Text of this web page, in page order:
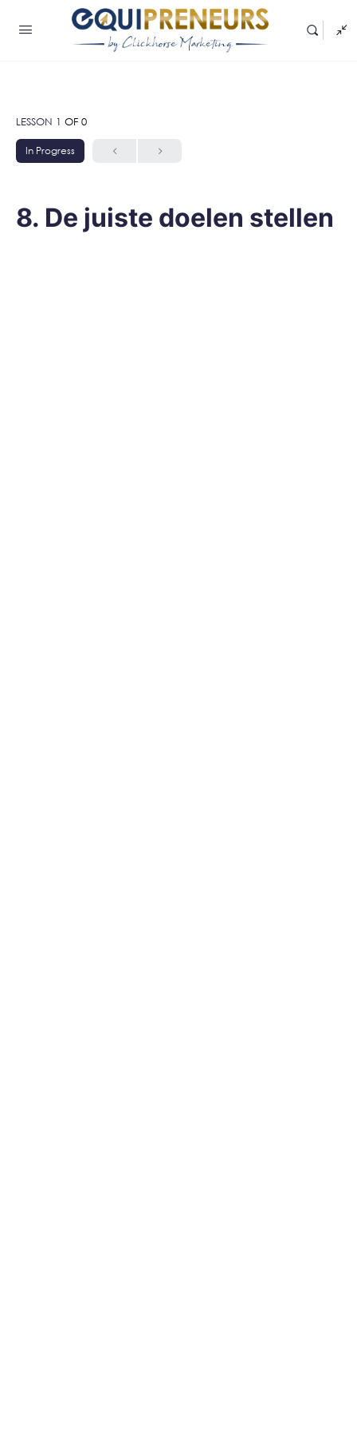
LESSON 1 OF 0
In Progress
8. De juiste doelen stellen